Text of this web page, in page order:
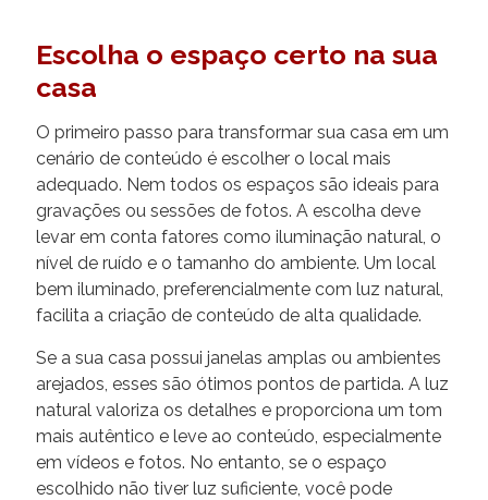
Escolha o espaço certo na sua
casa
O primeiro passo para transformar sua casa em um
cenário de conteúdo é escolher o local mais
adequado. Nem todos os espaços são ideais para
gravações ou sessões de fotos. A escolha deve
levar em conta fatores como iluminação natural, o
nível de ruído e o tamanho do ambiente. Um local
bem iluminado, preferencialmente com luz natural,
facilita a criação de conteúdo de alta qualidade.
Se a sua casa possui janelas amplas ou ambientes
arejados, esses são ótimos pontos de partida. A luz
natural valoriza os detalhes e proporciona um tom
mais autêntico e leve ao conteúdo, especialmente
em vídeos e fotos. No entanto, se o espaço
escolhido não tiver luz suficiente, você pode